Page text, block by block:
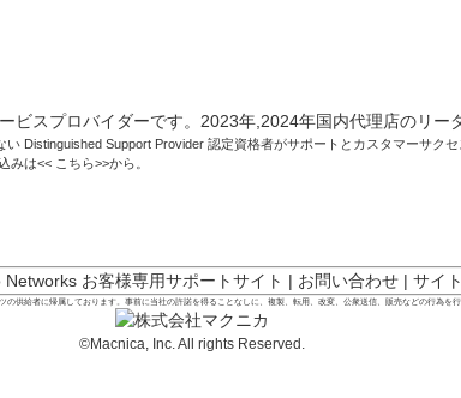
Distinguished Support Provider 認定資格者がサポートとカスタマーサクセ
みは<< こちら>>から。
Networks お客様専用サポートサイト | お問い合わせ| サイ
の供給者に帰属しております。事前に当社の許諾を得ることなしに、複製、転用、改変、公衆送信、販売などの行為を行
©Macnica, Inc. All rights Reserved.